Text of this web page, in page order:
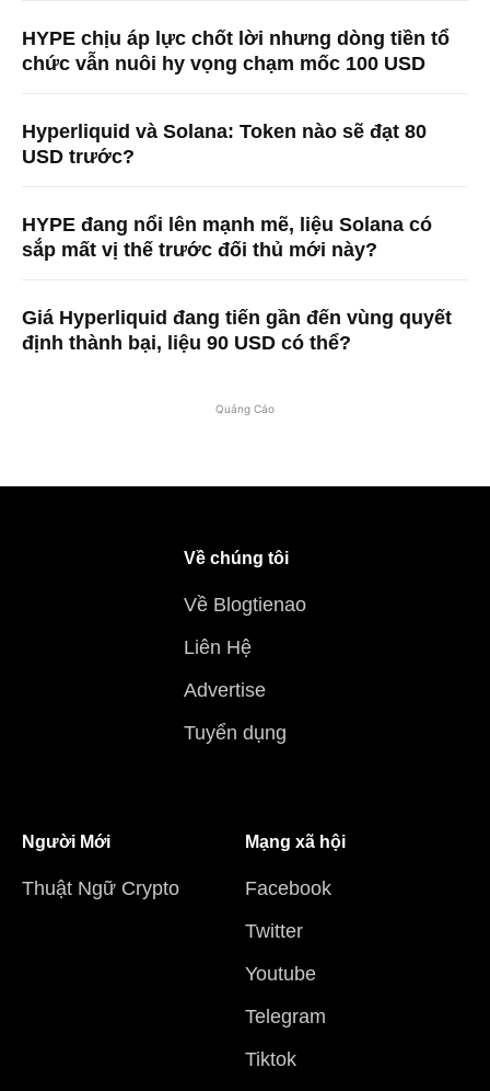
HYPE chịu áp lực chốt lời nhưng dòng tiền tổ
chức vẫn nuôi hy vọng chạm mốc 100 USD
Hyperliquid và Solana: Token nào sẽ đạt 80
USD trước?
HYPE đang nổi lên mạnh mẽ, liệu Solana có
sắp mất vị thế trước đối thủ mới này?
Giá Hyperliquid đang tiến gần đến vùng quyết
định thành bại, liệu 90 USD có thể?
Quảng Cáo
Về chúng tôi
Về Blogtienao
Liên Hệ
Advertise
Tuyển dụng
Người Mới
Thuật Ngữ Crypto
Mạng xã hội
Facebook
Twitter
Youtube
Telegram
Tiktok